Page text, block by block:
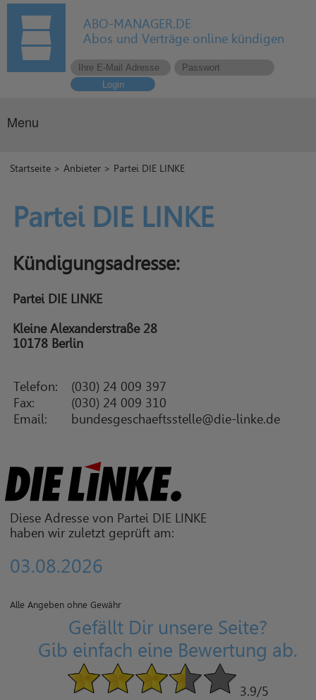
ABO-MANAGER.DE
Abos und Verträge online kündigen
Login
Menu
Startseite >Anbieter > Partei DIE LINKE
Partei DIE LINKE
Kündigungsadresse:
Partei DIE LINKE
Kleine Alexanderstraße 28
10178 Berlin
Telefon:
(030) 24 009 397
Fax:
(030) 24 009 310
Email:
bundesgeschaeftsstelle@die-linke.de
Diese Adresse von Partei DIE LINKE
haben wir zuletzt geprüft am:
03.08.2026
Alle Angeben ohne Gewähr
Gefällt Dir unsere Seite?
Gib einfach eine Bewertung ab.
3.9/5